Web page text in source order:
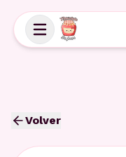
Volver